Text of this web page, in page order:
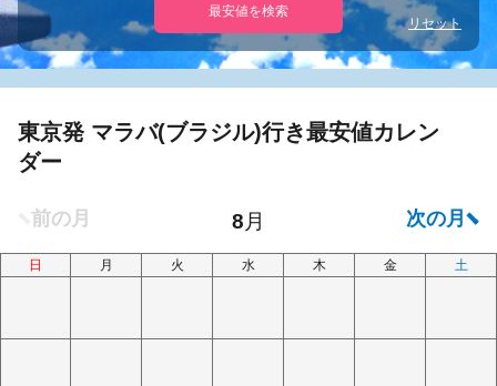
最安値を検索
リセット
東京発 マラバ(ブラジル)行き最安値カレン
ダー
日 月 火 水 木 金 土